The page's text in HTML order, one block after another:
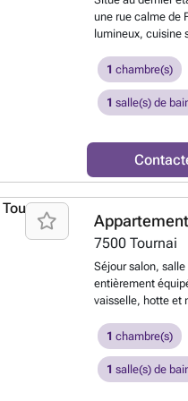
opposables et
plus ?
une rue calme de
lumineux, cuisine
Caractéristiques:
double vitrage,
charges
habitables
données sont
savoir plus ?
1 chambre(s)
1 salle(s) de
7500 Tournai
Séjour salon,
entièrement
vaisselle, hotte et
douche, meuble
chambre.
thermostatiques
Châssis DV
1 chambre(s)
1 salle(s) de